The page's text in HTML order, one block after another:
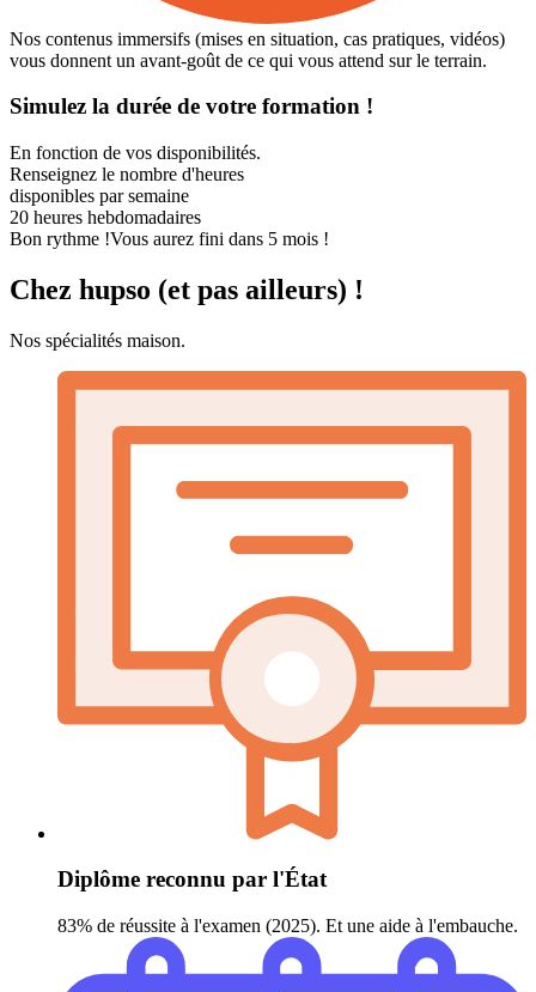
Nos contenus immersifs (mises en situation, cas pratiques, vidéos)
vous donnent un avant-goût de ce qui vous attend sur le terrain.
Simulez la durée de votre formation !
En fonction de vos disponibilités.
Renseignez le nombre d'heures
disponibles par semaine
20 heures hebdomadaires
Bon rythme !Vous aurez fini dans 5 mois !
Chez hupso (et pas ailleurs) !
Nos spécialités maison.
Diplôme reconnu par l'État
83% de réussite à l'examen (2025). Et une aide à l'embauche.